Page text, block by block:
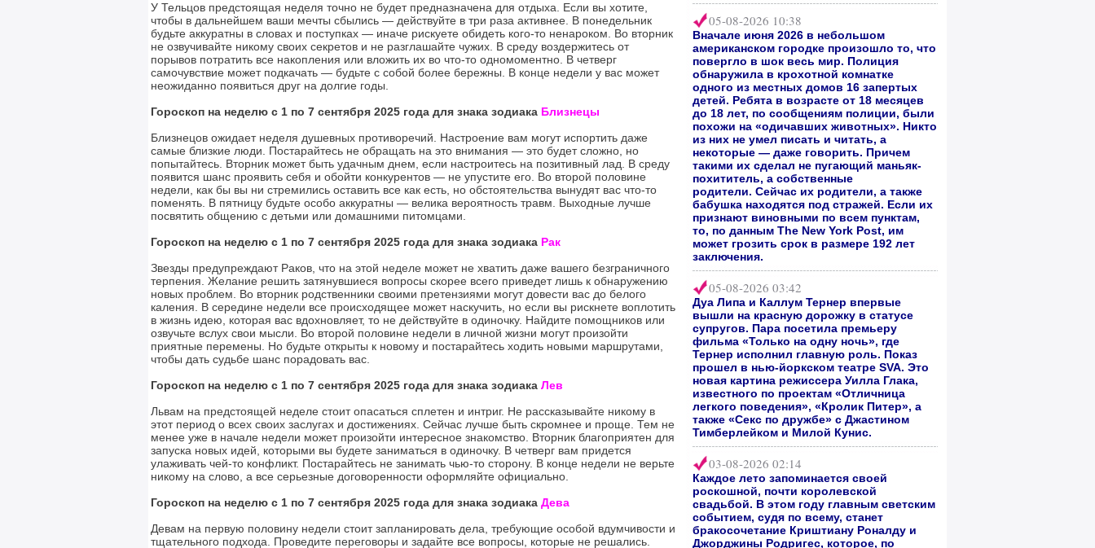
У Тельцов предстоящая неделя точно не будет предназначена для отдыха. Если вы хотите,
чтобы в дальнейшем ваши мечты сбылись — действуйте в три раза активнее. В понедельник
будьте аккуратны в словах и поступках — иначе рискуете обидеть кого-то ненароком. Во вторник
не озвучивайте никому своих секретов и не разглашайте чужих. В среду воздержитесь от
порывов потратить все накопления или вложить их во что-то одномоментно. В четверг
самочувствие может подкачать — будьте с собой более бережны. В конце недели у вас может
неожиданно появиться друг на долгие годы.
Гороскоп на неделю с 1 по 7 сентября 2025 года для знака зодиака Близнецы
Близнецов ожидает неделя душевных противоречий. Настроение вам могут испортить даже
самые близкие люди. Постарайтесь не обращать на это внимания — это будет сложно, но
попытайтесь. Вторник может быть удачным днем, если настроитесь на позитивный лад. В среду
появится шанс проявить себя и обойти конкурентов — не упустите его. Во второй половине
недели, как бы вы ни стремились оставить все как есть, но обстоятельства вынудят вас что-то
поменять. В пятницу будьте особо аккуратны — велика вероятность травм. Выходные лучше
посвятить общению с детьми или домашними питомцами.
Гороскоп на неделю с 1 по 7 сентября 2025 года для знака зодиака Рак
Звезды предупреждают Раков, что на этой неделе может не хватить даже вашего безграничного
терпения. Желание решить затянувшиеся вопросы скорее всего приведет лишь к обнаружению
новых проблем. Во вторник родственники своими претензиями могут довести вас до белого
каления. В середине недели все происходящее может наскучить, но если вы рискнете воплотить
в жизнь идею, которая вас вдохновляет, то не действуйте в одиночку. Найдите помощников или
озвучьте вслух свои мысли. Во второй половине недели в личной жизни могут произойти
приятные перемены. Но будьте открыты к новому и постарайтесь ходить новыми маршрутами,
чтобы дать судьбе шанс порадовать вас.
Гороскоп на неделю с 1 по 7 сентября 2025 года для знака зодиака Лев
Львам на предстоящей неделе стоит опасаться сплетен и интриг. Не рассказывайте никому в
этот период о всех своих заслугах и достижениях. Сейчас лучше быть скромнее и проще. Тем не
менее уже в начале недели может произойти интересное знакомство. Вторник благоприятен для
запуска новых идей, которыми вы будете заниматься в одиночку. В четверг вам придется
улаживать чей-то конфликт. Постарайтесь не занимать чью-то сторону. В конце недели не верьте
никому на слово, а все серьезные договоренности оформляйте официально.
Гороскоп на неделю с 1 по 7 сентября 2025 года для знака зодиака Дева
Девам на первую половину недели стоит запланировать дела, требующие особой вдумчивости и
тщательного подхода. Проведите переговоры и задайте все вопросы, которые не решались.
05-08-2026 10:38
Вначале июня 2026 в небольшом
американском городке произошло то, что
повергло в шок весь мир. Полиция
обнаружила в крохотной комнатке
одного из местных домов 16 запертых
детей. Ребята в возрасте от 18 месяцев
до 18 лет, по сообщениям полиции, были
похожи на «одичавших животных». Никто
из них не умел писать и читать, а
некоторые — даже говорить. Причем
такими их сделал не пугающий маньяк-
похититель, а собственные
родители. Сейчас их родители, а также
бабушка находятся под стражей. Если их
признают виновными по всем пунктам,
то, по данным The New York Post, им
может грозить срок в размере 192 лет
заключения.
05-08-2026 03:42
Дуа Липа и Каллум Тернер впервые
вышли на красную дорожку в статусе
супругов. Пара посетила премьеру
фильма «Только на одну ночь», где
Тернер исполнил главную роль. Показ
прошел в нью-йоркском театре SVA. Это
новая картина режиссера Уилла Глака,
известного по проектам «Отличница
легкого поведения», «Кролик Питер», а
также «Секс по дружбе» с Джастином
Тимберлейком и Милой Кунис.
03-08-2026 02:14
Каждое лето запоминается своей
роскошной, почти королевской
свадьбой. В этом году главным светским
событием, судя по всему, станет
бракосочетание Криштиану Роналду и
Джорджины Родригес, которое, по